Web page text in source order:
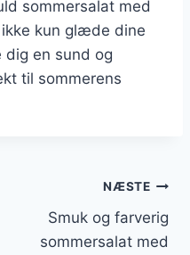
sommersalat med
kun glæde dine
dig en sund og
til sommerens
NÆSTE
Smuk og farverig
sommersalat med